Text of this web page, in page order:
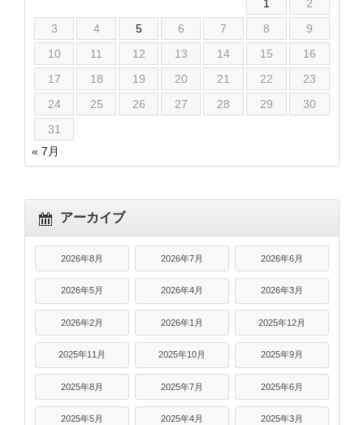
1
2
3
4 5 6 7 8
9
10
11 12 13 14 15
16
17
18 19 20 21 22
23
24
25 26 27 28 29
30
31
« 7月
アーカイブ
2026年8月 2026年7月 2026年6月
2026年5月 2026年4月 2026年3月
2026年2月 2026年1月 2025年12月
2025年11月 2025年10月 2025年9月
2025年8月 2025年7月 2025年6月
2025年5月 2025年4月 2025年3月